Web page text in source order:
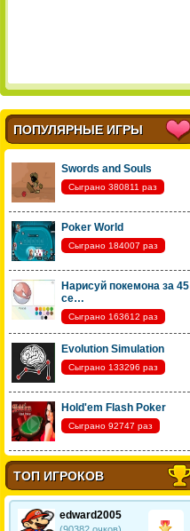
ПОПУЛЯРНЫЕ ИГРЫ
Swords and Souls
Сыграно 380811 раз
Poker World
Сыграно 184007 раз
Нарисуй покемона за 45
се…
Сыграно 163612 раз
Evolution Simulation
Сыграно 133296 раз
Hold'em Flash Poker
Сыграно 92747 раз
ТОП ИГРОКОВ
edward2005